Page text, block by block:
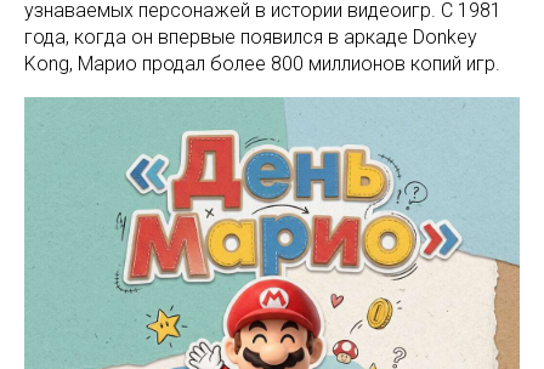
узнаваемых персонажей в истории видеоигр. С 1981
года, когда он впервые появился в аркаде Donkey
Kong, Марио продал более 800 миллионов копий игр.